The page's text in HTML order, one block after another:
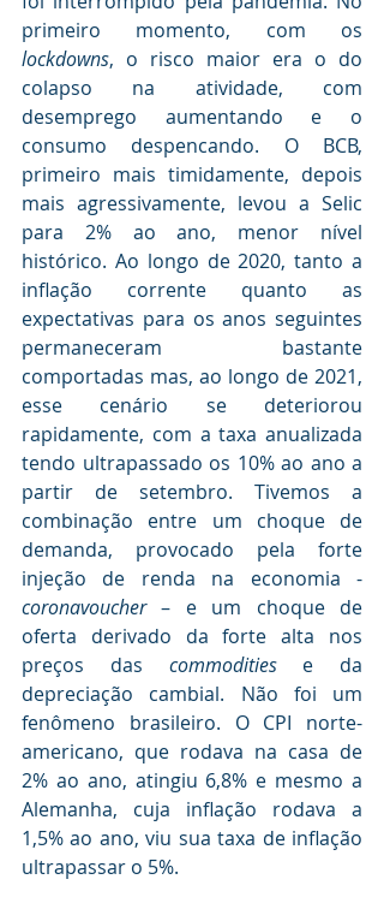
lockdowns, o risco maior era o do
colapso na atividade, com
desemprego aumentando e o
consumo despencando. O BCB,
primeiro mais timidamente, depois
mais agressivamente, levou a Selic
para 2% ao ano, menor nível
histórico. Ao longo de 2020, tanto a
inflação corrente quanto as
expectativas para os anos seguintes
permaneceram bastante
comportadas mas, ao longo de 2021,
esse cenário se deteriorou
rapidamente, com a taxa anualizada
tendo ultrapassado os 10% ao ano a
partir de setembro. Tivemos a
combinação entre um choque de
demanda, provocado pela forte
coronavoucher – e um choque de
oferta derivado da forte alta nos
preços das commodities e da
depreciação cambial. Não foi um
fenômeno brasileiro. O CPI norte-
americano, que rodava na casa de
2% ao ano, atingiu 6,8% e mesmo a
Alemanha, cuja inflação rodava a
1,5% ao ano, viu sua taxa de inflação
ultrapassar o 5%.